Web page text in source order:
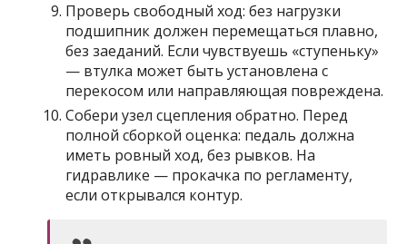
Проверь свободный ход: без нагрузки
подшипник должен перемещаться плавно,
без заеданий. Если чувствуешь «ступеньку»
— втулка может быть установлена с
перекосом или направляющая повреждена.
Собери узел сцепления обратно. Перед
полной сборкой оценка: педаль должна
иметь ровный ход, без рывков. На
гидравлике — прокачка по регламенту,
если открывался контур.